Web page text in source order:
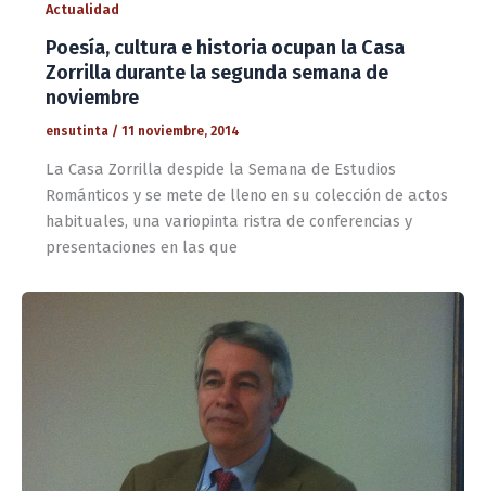
Actualidad
Poesía, cultura e historia ocupan la Casa
Zorrilla durante la segunda semana de
noviembre
ensutinta / 11 noviembre, 2014
La Casa Zorrilla despide la Semana de Estudios
Románticos y se mete de lleno en su colección de actos
habituales, una variopinta ristra de conferencias y
presentaciones en las que